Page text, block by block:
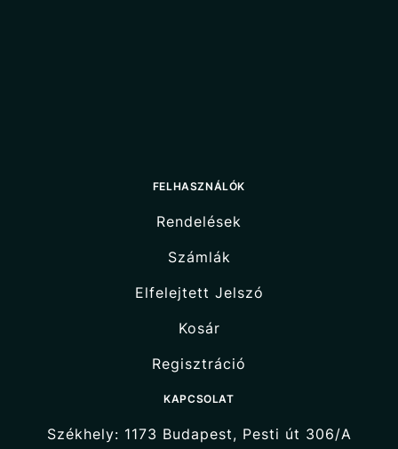
FELHASZNÁLÓK
Rendelések
Számlák
Elfelejtett Jelszó
Kosár
Regisztráció
KAPCSOLAT
Székhely: 1173 Budapest, Pesti út 306/A